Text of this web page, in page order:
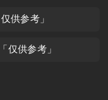
供参考」
仅供参考」